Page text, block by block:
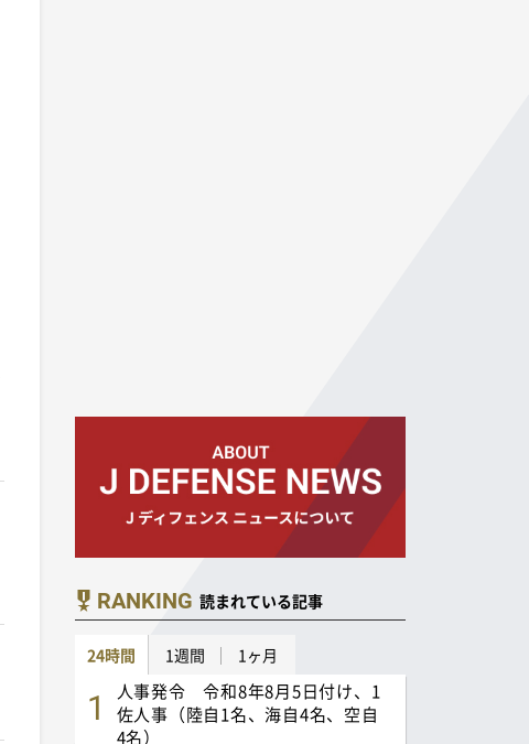
RANKING 読まれている記事
24時間 1週間 1ヶ月
人事発令 令和8年8月5日付け、1
佐人事（陸自1名、海自4名、空自
4名）